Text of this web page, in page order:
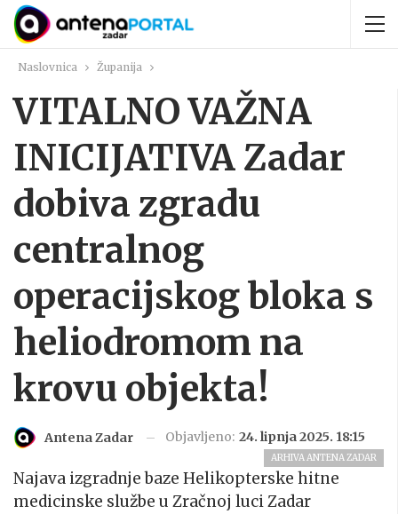
Naslovnica Županija
VITALNO VAŽNA
INICIJATIVA Zadar
dobiva zgradu
centralnog
operacijskog bloka s
heliodromom na
krovu objekta!
Antena Zadar Objavljeno: 24. lipnja 2025. 18:15
ARHIVA ANTENA ZADAR
Najava izgradnje baze Helikopterske hitne
medicinske službe u Zračnoj luci Zadar